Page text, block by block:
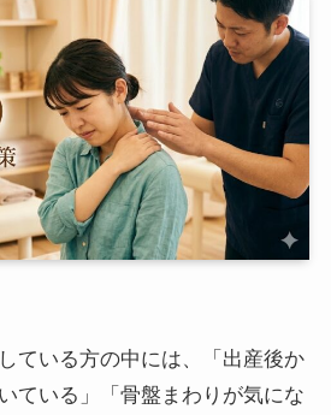
ている方の中には、「出産後か
ている」「骨盤まわりが気にな